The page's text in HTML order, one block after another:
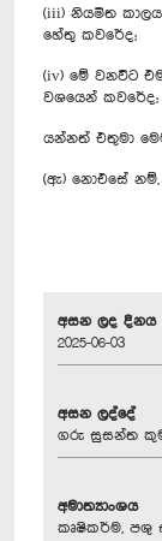
(iii) නියමිත
හේතු කවරේද;
(iv) මේ වනවිට
වශයෙන් කවරේද;
යන්නත් එතුමා
(ඇ) නොඑසේ නම්,
අසන ලද දිනය
2025-06-03
අසන ලද්දේ
ගරු සුසන්ත
අමාත්‍යාංශය
කෘෂිකර්ම, පශු